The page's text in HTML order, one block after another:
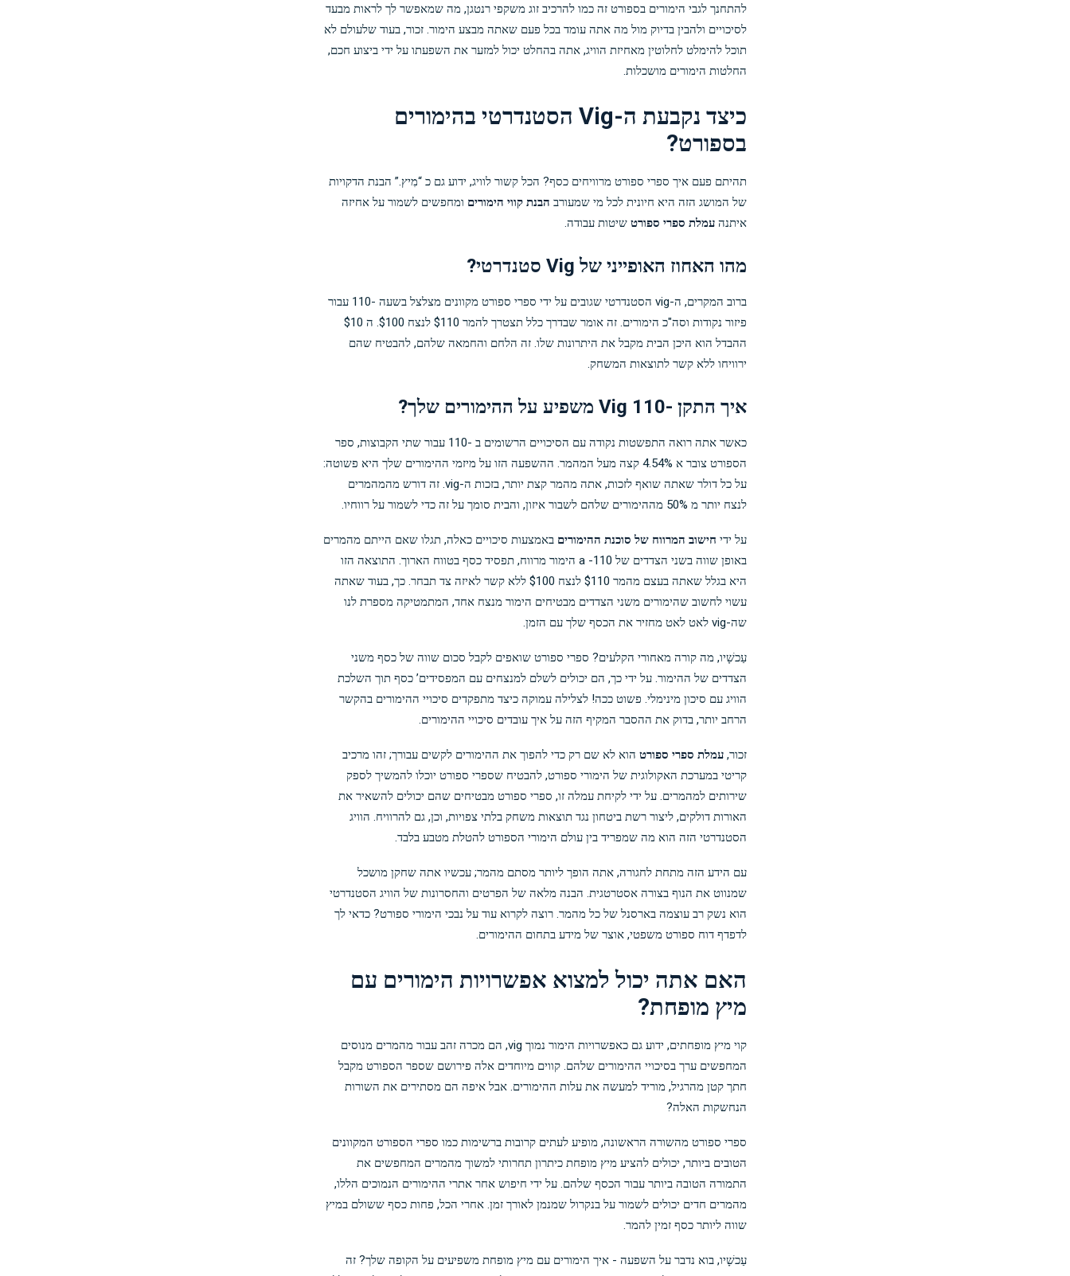
להתחנך לגבי הימורים בספורט זה כמו להרכיב זוג משקפי רנטגן, מה שמאפשר לך לראות מבעד
לסיכויים ולהבין בדיוק מול מה אתה עומד בכל פעם שאתה מבצע הימור. זכור, בעוד שלעולם לא
תוכל להימלט לחלוטין מאחיזת הוויג, אתה בהחלט יכול למזער את השפעתו על ידי ביצוע חכם,
החלטות הימורים מושכלות.
כיצד נקבעת ה-Vig הסטנדרטי בהימורים
בספורט?
תהיתם פעם איך ספרי ספורט מרוויחים כסף? הכל קשור לוויג, ידוע גם כ “מִיץ.” הבנת הדקויות
של המושג הזה היא חיונית לכל מי שמעורב הבנת קווי הימורים ומחפשים לשמור על אחיזה
איתנה עמלת ספרי ספורטשיטות עבודה.
מהו האחוז האופייני של Vig סטנדרטי?
ברוב המקרים, ה-vig הסטנדרטי שגובים על ידי ספרי ספורט מקוונים מצלצל בשעה -110 עבור
פיזור נקודות וסה"כ הימורים. זה אומר שבדרך כלל תצטרך להמר $110 לנצח $100. ה $10
ההבדל הוא היכן הבית מקבל את היתרונות שלו. זה הלחם והחמאה שלהם, להבטיח שהם
ירוויחו ללא קשר לתוצאות המשחק.
איך התקן -110 Vig משפיע על ההימורים שלך?
כאשר אתה רואה התפשטות נקודה עם הסיכויים הרשומים ב -110 עבור שתי הקבוצות, ספר
הספורט צובר א 4.54% קצה מעל המהמר. ההשפעה הזו על מיזמי ההימורים שלך היא פשוטה:
על כל דולר שאתה שואף לזכות, אתה מהמר קצת יותר, בזכות ה-vig. זה דורש מהמהמרים
לנצח יותר מ 50% מההימורים שלהם לשבור איזון, והבית סומך על זה כדי לשמור על רווחיו.
על ידי חישוב המרווח של סוכנת ההימורים באמצעות סיכויים כאלה, תגלו שאם הייתם מהמרים
באופן שווה בשני הצדדים של a -110 הימור מרווח, תפסיד כסף בטווח הארוך. התוצאה הזו
היא בגלל שאתה בעצם מהמר $110 לנצח $100 ללא קשר לאיזה צד תבחר. כך, בעוד שאתה
עשוי לחשוב שהימורים משני הצדדים מבטיחים הימור מנצח אחד, המתמטיקה מספרת לנו
שה-vig לאט לאט מחזיר את הכסף שלך עם הזמן.
עַכשָׁיו, מה קורה מאחורי הקלעים? ספרי ספורט שואפים לקבל סכום שווה של כסף משני
הצדדים של ההימור. על ידי כך, הם יכולים לשלם למנצחים עם המפסידים’ כסף תוך השלכת
הוויג עם סיכון מינימלי. פשוט ככה! לצלילה עמוקה כיצד מתפקדים סיכויי ההימורים בהקשר
הרחב יותר, בדוק את ההסבר המקיף הזה על איך עובדים סיכויי ההימורים.
זכור, עמלת ספרי ספורטהוא לא שם רק כדי להפוך את ההימורים לקשים עבורך; זהו מרכיב
קריטי במערכת האקולוגית של הימורי ספורט, להבטיח שספרי ספורט יוכלו להמשיך לספק
שירותים למהמרים. על ידי לקיחת עמלה זו, ספרי ספורט מבטיחים שהם יכולים להשאיר את
האורות דולקים, ליצור רשת ביטחון נגד תוצאות משחק בלתי צפויות, וכן, גם להרוויח. הוויג
הסטנדרטי הזה הוא מה שמפריד בין עולם הימורי הספורט להטלת מטבע בלבד.
עם הידע הזה מתחת לחגורה, אתה הופך ליותר מסתם מהמר; עכשיו אתה שחקן מושכל
שמנווט את הנוף בצורה אסטרטגית. הבנה מלאה של הפרטים והחסרונות של הוויג הסטנדרטי
הוא נשק רב עוצמה בארסנל של כל מהמר. רוצה לקרוא עוד על נבכי הימורי ספורט? כדאי לך
לדפדף דוח ספורט משפטי, אוצר של מידע בתחום ההימורים.
האם אתה יכול למצוא אפשרויות הימורים עם
מיץ מופחת?
קוי מיץ מופחתים, ידוע גם כאפשרויות הימור נמוך vig, הם מכרה זהב עבור מהמרים מנוסים
המחפשים ערך בסיכויי ההימורים שלהם. קווים מיוחדים אלה פירושם שספר הספורט מקבל
חתך קטן מהרגיל, מוריד למעשה את עלות ההימורים. אבל איפה הם מסתירים את השורות
הנחשקות האלה?
ספרי ספורט מהשורה הראשונה, מופיע לעתים קרובות ברשימות כמו ספרי הספורט המקוונים
הטובים ביותר, יכולים להציע מיץ מופחת כיתרון תחרותי למשוך מהמרים המחפשים את
התמורה הטובה ביותר עבור הכסף שלהם. על ידי חיפוש אחר אתרי ההימורים הנמוכים הללו,
מהמרים חדים יכולים לשמור על בנקרול שמנמן לאורך זמן. אחרי הכל, פחות כסף ששולם במיץ
שווה ליותר כסף זמין להמר.
עַכשָׁיו, בוא נדבר על השפעה - איך הימורים עם מיץ מופחת משפיעים על הקופה שלך? זה